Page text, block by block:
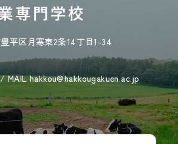
平区月寒東2条14丁目1-34
MAIL hakkou@hakkougakuen.ac.jp